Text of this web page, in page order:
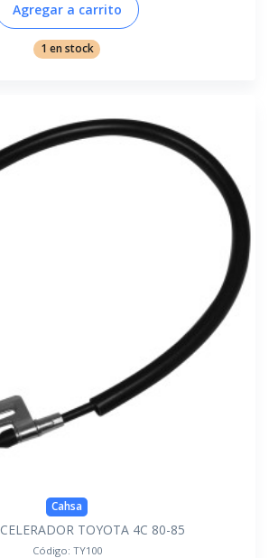
Agregar a carrito
1 en stock
Cahsa
TOYOTA 4C 80-85
Código: TY100